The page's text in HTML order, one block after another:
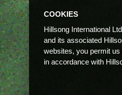
COOKIES
Hillsong International
and its associated
websites, you permit
in accordance with